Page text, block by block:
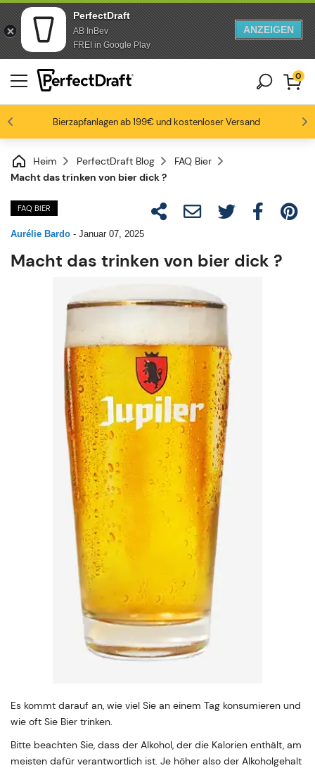
PerfectDraft
AB InBev
FREI in Google Play
ANZEIGEN
Zum Inhalt springen
Zur Fußzeile springen
Bierzapfanlagen ab 199€ und kostenloser Versand
-15% ab 3 Fässen, -20% ab 6 Fässern
Bis zu -20% auf ausgewählte Packs
Bierbegeisterte lieben uns 4.6/5
0
Heim PerfectDraft Blog
FAQ Bier
Macht das trinken von bier dick ?
FAQ BIER
Aurélie Bardo - Januar 07, 2025
Macht das trinken von bier dick ?
Es kommt darauf an, wie viel Sie an einem Tag konsumieren und
wie oft Sie Bier trinken.
Bitte beachten Sie, dass der Alkohol, der die Kalorien enthält, am
meisten dafür verantwortlich ist. Je höher also der Alkoholgehalt